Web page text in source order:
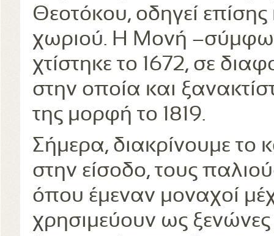
Θεοτόκου, οδηγεί
χωριού. Η Μονή
χτίστηκε το 1672, σε
στην οποία και
της μορφή το 1819.
Σήμερα, διακρίνουμε το
στην είσοδο, τους
όπου έμεναν μοναχοί
χρησιμεύουν ως